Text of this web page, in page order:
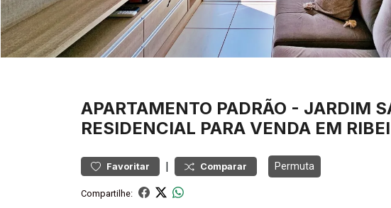
APARTAMENTO PADRÃO - JARDIM
RESIDENCIAL PARA VENDA EM
Favoritar | Comparar Permuta
Compartilhe: